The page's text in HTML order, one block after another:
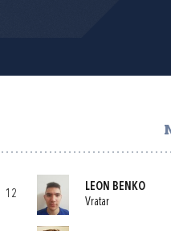
12
LEON BENKO
Vratar